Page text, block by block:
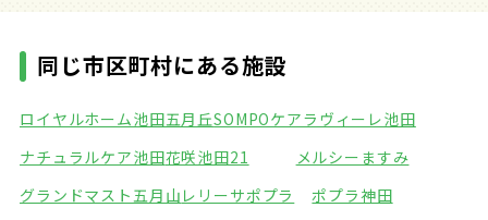
同じ市区町村にある施設
ロイヤルホーム池田五月丘SOMPOケアラヴィーレ池田
ナチュラルケア池田花咲池田21
メルシーますみ
グランドマスト五月山 レリーサポプラ
ポプラ神田